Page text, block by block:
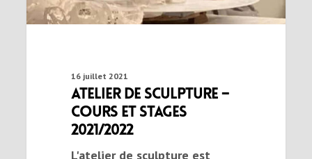
16 juillet 2021
Atelier de sculpture –
cours et stages
2021/2022
L'atelier de sculpture est